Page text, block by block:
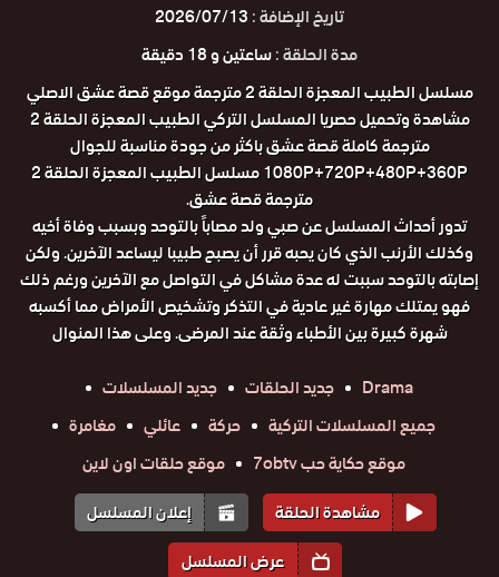
تاريخ الإضافة :2026/07/13
مدة الحلقة :ساعتين و 18 دقيقة
مسلسل الطبيب المعجزة الحلقة 2 مترجمة موقع قصة عشق الاصلي
مشاهدة وتحميل حصريا المسلسل التركي الطبيب المعجزة الحلقة 2
مترجمة كاملة قصة عشق باكثر من جودة مناسبة للجوال
1080P+720P+480P+360P مسلسل الطبيب المعجزة الحلقة 2
مترجمة قصة عشق.
تدور أحداث المسلسل عن صبي ولد مصاباً بالتوحد وبسبب وفاة أخيه
وكذلك الأرنب الذي كان يحبه قرر أن يصبح طبيبا ليساعد الآخرين. ولكن
إصابته بالتوحد سببت له عدة مشاكل في التواصل مع الآخرين ورغم ذلك
فهو يمتلك مهارة غير عادية في التذكر وتشخيص الأمراض مما أكسبه
شهرة كبيرة بين الأطباء وثقة عند المرضى. وعلى هذا المنوال
Drama
جديد الحلقات
جديد المسلسلات
جميع المسلسلات التركية
حركة عائلي
مغامرة
موقع حكاية حب 7obtv
موقع حلقات اون لاين
مشاهدة الحلقة
إعلان المسلسل
عرض المسلسل